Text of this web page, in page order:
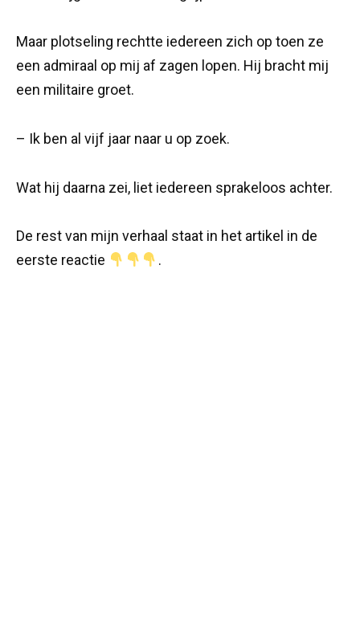
Maar plotseling rechtte iedereen zich op toen ze
een admiraal op mij af zagen lopen. Hij bracht mij
een militaire groet.
– Ik ben al vijf jaar naar u op zoek.
Wat hij daarna zei, liet iedereen sprakeloos achter.
De rest van mijn verhaal staat in het artikel in de
eerste reactie
.